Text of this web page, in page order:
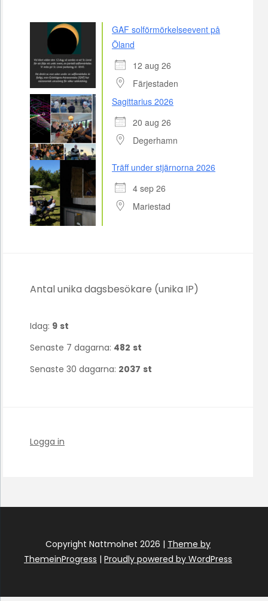
GAF solförmörkelseevent på
Öland
12 aug 26
Färjestaden
Sagittarius 2026
20 aug 26
Degerhamn
Träff under stjärnorna 2026
4 sep 26
Mariestad
Antal unika dagsbesökare (unika IP)
Idag: 9 st
Senaste 7 dagarna: 482 st
Senaste 30 dagarna: 2037 st
Logga in
Copyright Nattmolnet 2026 | Theme by
ThemeinProgress | Proudly powered by WordPress